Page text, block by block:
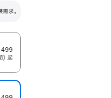
求。
) 起